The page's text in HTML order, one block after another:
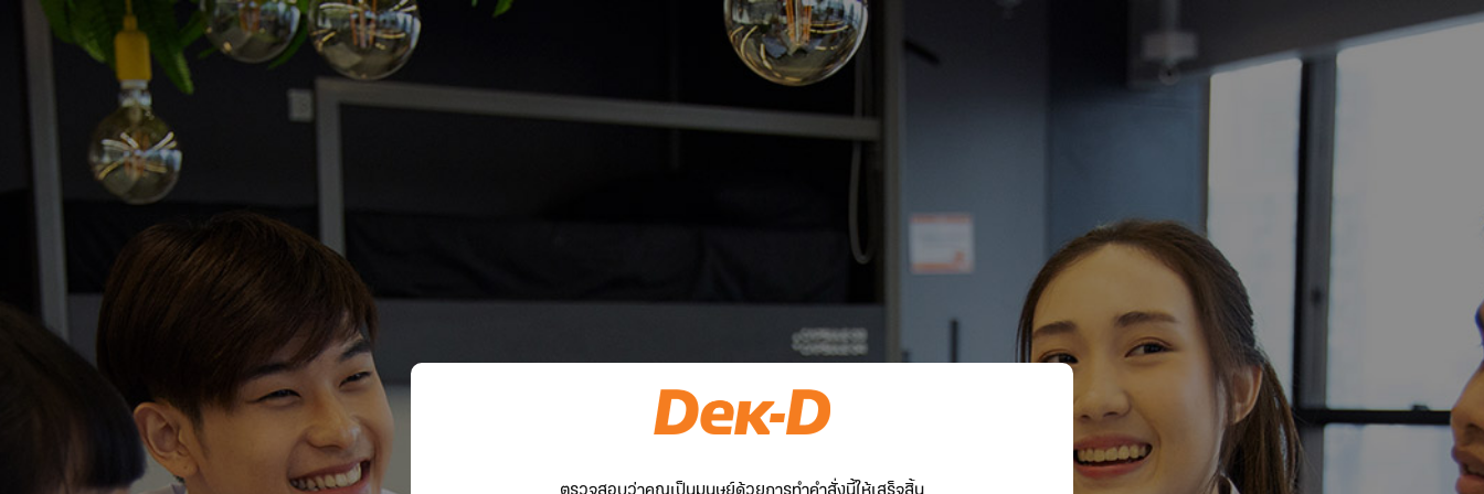
ตรวจสอบว่าคุณเป็นมนุษย์ด้วยการทำคำสั่งนี้ให้เสร็จสิ้น